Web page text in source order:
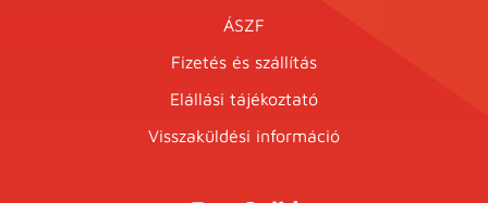
ÁSZF
Fizetés és szállítás
Elállási tájékoztató
Visszaküldési információ